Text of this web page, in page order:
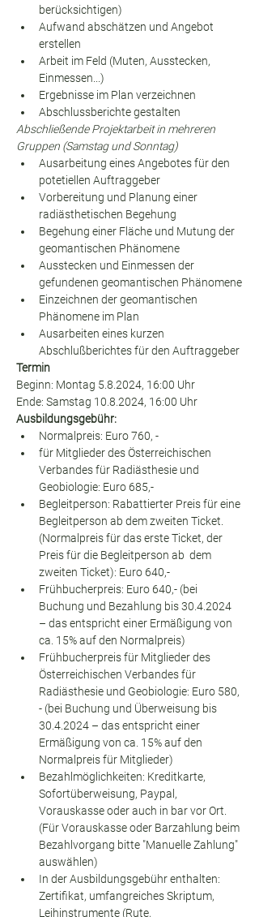
berücksichtigen)
Aufwand abschätzen und Angebot
erstellen
Arbeit im Feld (Muten, Ausstecken,
Einmessen...)
Ergebnisse im Plan verzeichnen
Abschlussberichte gestalten
Abschließende Projektarbeit in mehreren
Gruppen (Samstag und Sonntag)
Ausarbeitung eines Angebotes für den
potetiellen Auftraggeber
Vorbereitung und Planung einer
radiästhetischen Begehung
Begehung einer Fläche und Mutung der
geomantischen Phänomene
Ausstecken und Einmessen der
gefundenen geomantischen Phänomene
Einzeichnen der geomantischen
Phänomene im Plan
Ausarbeiten eines kurzen
Abschlußberichtes für den Auftraggeber
Termin
Beginn: Montag 5.8.2024, 16:00 Uhr
Ende: Samstag 10.8.2024, 16:00 Uhr
Ausbildungsgebühr:
Normalpreis: Euro 760, -
für Mitglieder des Österreichischen
Verbandes für Radiästhesie und
Geobiologie: Euro 685,-
Begleitperson: Rabattierter Preis für eine
Begleitperson ab dem zweiten Ticket.
(Normalpreis für das erste Ticket, der
Preis für die Begleitperson ab  dem
zweiten Ticket): Euro 640,-
Frühbucherpreis: Euro 640,- (bei
Buchung und Bezahlung bis 30.4.2024
– das entspricht einer Ermäßigung von
ca. 15% auf den Normalpreis)
Frühbucherpreis für Mitglieder des
Österreichischen Verbandes für
Radiästhesie und Geobiologie: Euro 580,
- (bei Buchung und Überweisung bis
30.4.2024 – das entspricht einer
Ermäßigung von ca. 15% auf den
Normalpreis für Mitglieder)
Bezahlmöglichkeiten: Kreditkarte,
Sofortüberweisung, Paypal,
Vorauskasse oder auch in bar vor Ort.
(Für Vorauskasse oder Barzahlung beim
Bezahlvorgang bitte "Manuelle Zahlung"
auswählen)
In der Ausbildungsgebühr enthalten:
Zertifikat, umfangreiches Skriptum,
Leihinstrumente (Rute,